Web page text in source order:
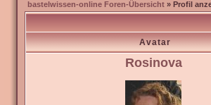
bastelwissen-online Foren-Übersicht » Profil
Avatar
Rosinova